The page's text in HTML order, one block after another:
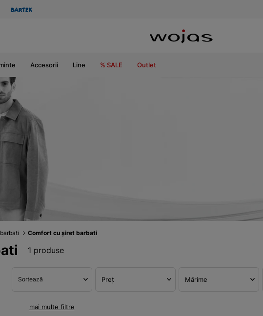
Accesorii Line % SALE Outlet
Comfort cu șiret barbati
1 produse
Sortează Preț Mărime
mai multe filtre